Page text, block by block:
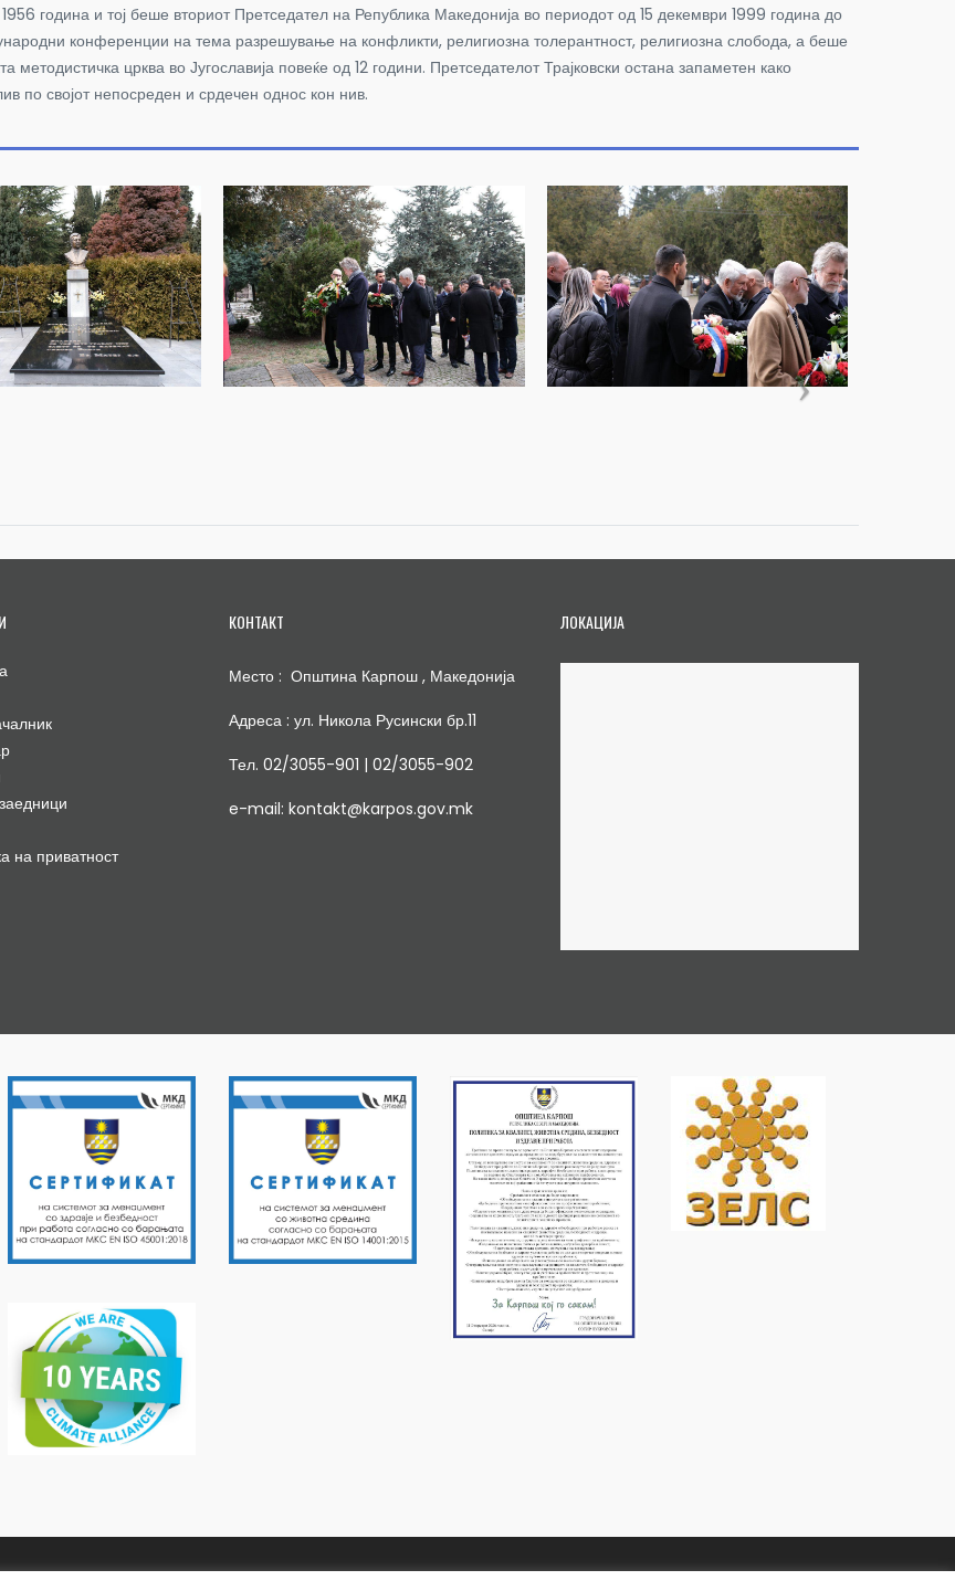
и тој беше вториот Претседател на Република Македонија во периодот од 15 декември 1999 година до
конференции на тема разрешување на конфликти, религиозна толерантност, религиозна слобода, а беше
црква во Југославија повеќе од 12 години. Претседателот Трајковски остана запаметен како
по својот непосреден и срдечен однос кон нив.
на приватност
КОНТАКТ
Место : Општина Карпош , Македонија
Адреса : ул. Никола Русински бр.11
Тел. 02/3055-901 | 02/3055-902
e-mail: kontakt@karpos.gov.mk
ЛОКАЦИЈА